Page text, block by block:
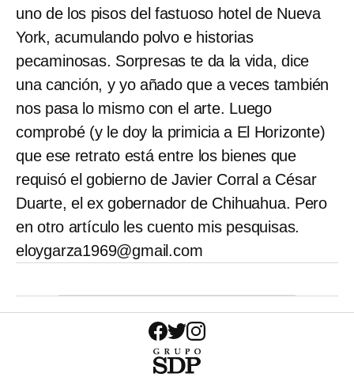
uno de los pisos del fastuoso hotel de Nueva
York, acumulando polvo e historias
pecaminosas. Sorpresas te da la vida, dice
una canción, y yo añado que a veces también
nos pasa lo mismo con el arte. Luego
comprobé (y le doy la primicia a El Horizonte)
que ese retrato está entre los bienes que
requisó el gobierno de Javier Corral a César
Duarte, el ex gobernador de Chihuahua. Pero
en otro artículo les cuento mis pesquisas.
eloygarza1969@gmail.com